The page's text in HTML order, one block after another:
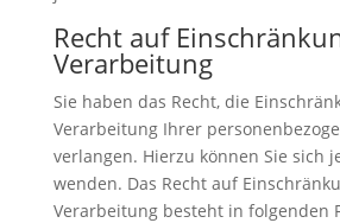
Recht auf
Verarbeitung
Sie haben das Recht, die
Verarbeitung Ihrer
verlangen. Hierzu können Sie sich
wenden. Das Recht auf
Verarbeitung besteht in folgenden